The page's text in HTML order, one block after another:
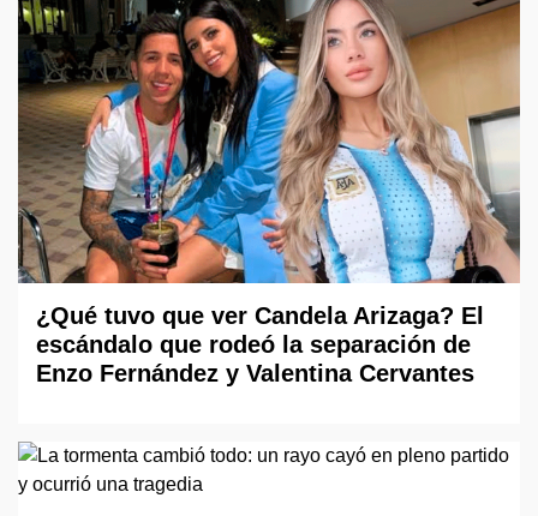
¿Qué tuvo que ver Candela Arizaga? El
escándalo que rodeó la separación de
Enzo Fernández y Valentina Cervantes